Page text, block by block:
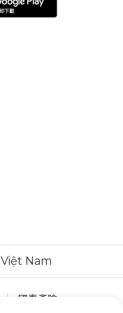
Việt Nam
國泰產險